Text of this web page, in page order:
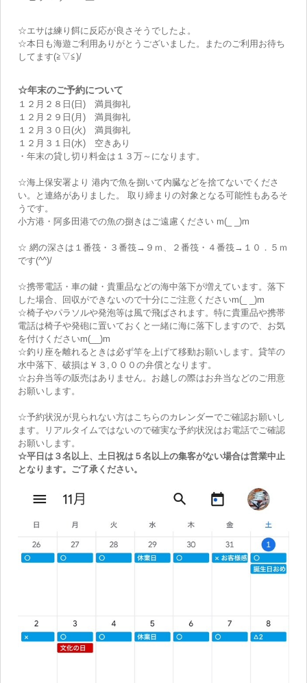
☆エサは練り餌に反応が良さそうでしたよ。
☆本日も海遊ご利用ありがとうございました。またのご利用お待ち
してます(≧▽≦)/
☆年末のご予約について
１２月２８日(日) 満員御礼
１２月２９日(月) 満員御礼
１２月３０日(火) 満員御礼
１２月３１日(水) 空きあり
・年末の貸し切り料金は１３万～になります。
☆海上保安署より 港内で魚を捌いて内臓などを捨てないでくださ
い。と連絡がありました。 取り締まりの対象となる可能性もあるそ
うです。
小方港・阿多田港での魚の捌きはご遠慮ください m(_ _)m
☆ 網の深さは１番筏・３番筏→９ｍ、２番筏・４番筏→１０．５ｍ
です(^^)/
☆携帯電話・車の鍵・貴重品などの海中落下が増えています。落下
した場合、回収ができないので十分にご注意くださいm(_ _)m
☆椅子やパラソルや発泡等は風で飛ばされます。特に貴重品や携帯
電話は椅子や発砲に置いておくと一緒に海に落下しますので、お気
を付けくださいm(__)m
☆釣り座を離れるときは必ず竿を上げて移動お願いします。貸竿の
水中落下、破損は￥３,０００の弁償となります。
☆お弁当等の販売はありません。お越しの際はお弁当などのご用意
お願いします。
☆予約状況が見られない方はこちらのカレンダーでご確認お願いし
ます。リアルタイムではないので確実な予約状況はお電話でご確認
お願いします。
☆平日は３名以上、土日祝は５名以上の集客がない場合は営業中止
となります。ご了承ください。